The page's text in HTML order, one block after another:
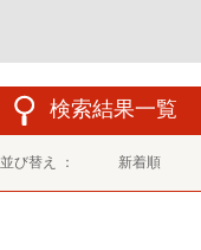
検索結果一覧
並び替え ： 新着順